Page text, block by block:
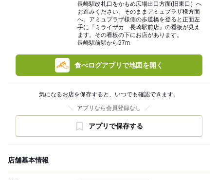
長崎駅改札口をかもめ広場出口方面(旧東口）へ
お進みください。そのままアミュプラザ様方面
へ。アミュプラザ様側の歩道橋を登ると正面左
手に『ミライザカ 長崎駅前店』の看板が見え
ます。その看板の下にお店があります。
長崎駅前駅から97m
食べログアプリで地図を開く
気になるお店を保存すると、いつでも確認できます。
アプリなら会員登録なし
アプリで保存する
店舗基本情報